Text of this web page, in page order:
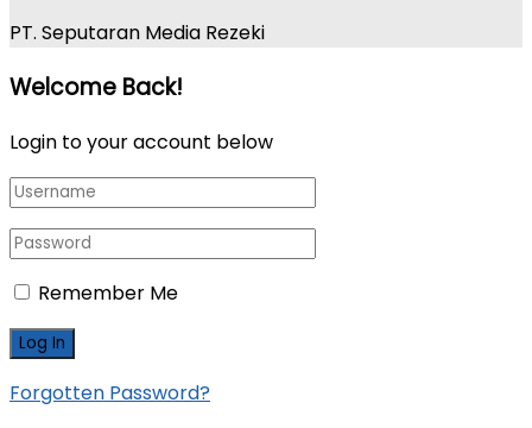
PT. Seputaran Media Rezeki
Welcome Back!
Login to your account below
Remember Me
Forgotten Password?